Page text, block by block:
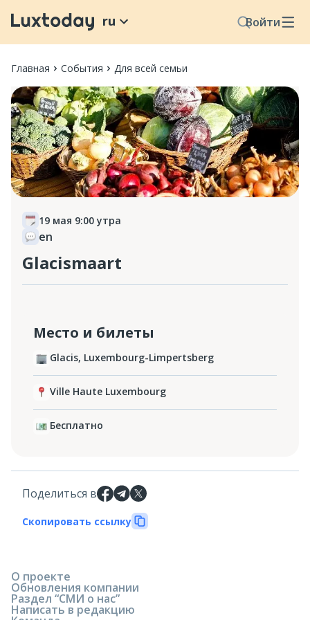
Войти
ru
Главная События Для всей семьи
19 мая 9:00 утра
en
Glacismaart
Место и билеты
Glacis, Luxembourg-Limpertsberg
Ville Haute Luxembourg
Бесплатно
Поделиться в
Скопировать ссылку
О проекте
Обновления компании
Раздел “СМИ о нас”
Написать в редакцию